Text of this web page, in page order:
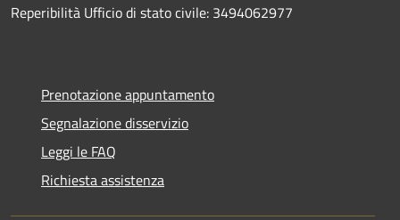
Reperibilità Ufficio di stato civile: 3494062977
Prenotazione appuntamento
Segnalazione disservizio
Leggi le FAQ
Richiesta assistenza